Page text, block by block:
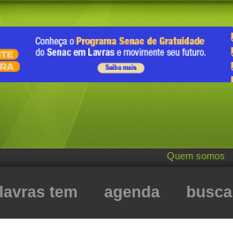
Quem somos
lavras tem agenda busca